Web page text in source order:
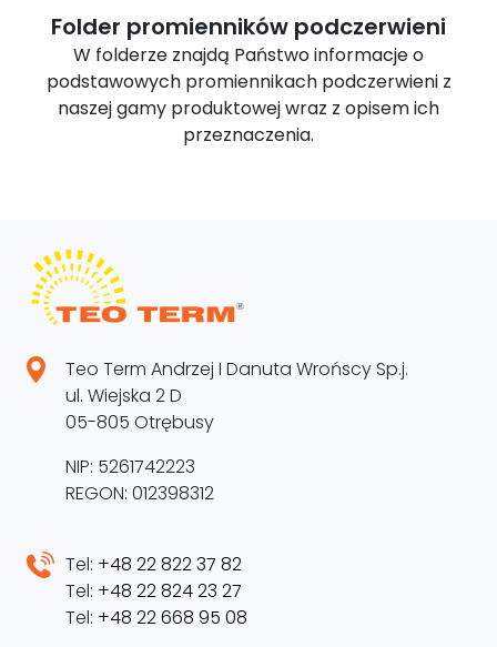
Folder promienników podczerwieni
W folderze znajdą Państwo informacje o
podstawowych promiennikach podczerwieni z
naszej gamy produktowej wraz z opisem ich
przeznaczenia.
Teo Term Andrzej I Danuta Wrońscy Sp.j.
ul. Wiejska 2 D
05-805 Otrębusy
NIP: 5261742223
REGON: 012398312
Tel: +48 22 822 37 82
Tel: +48 22 824 23 27
Tel: +48 22 668 95 08